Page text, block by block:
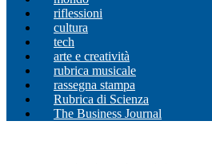
riflessioni
cultura
tech
arte e creatività
rubrica musicale
rassegna stampa
Rubrica di Scienza
The Business Journal